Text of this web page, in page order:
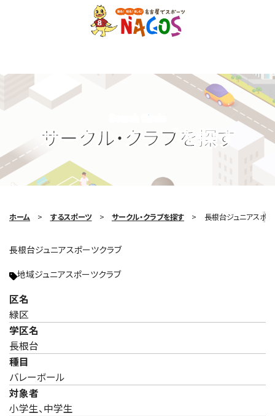
サークル・クラブを探す
Search Circle
ホーム するスポーツ サークル・クラブを探す 長根台ジュニアスポー
長根台ジュニアスポーツクラブ
地域ジュニアスポーツクラブ
区名
緑区
学区名
長根台
種目
バレーボール
対象者
小学生、中学生